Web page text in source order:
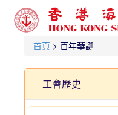
首頁 > 百年華誕
工會歷史